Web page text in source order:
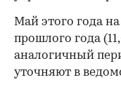
Май этого года
прошлого года
аналогичный
уточняют в